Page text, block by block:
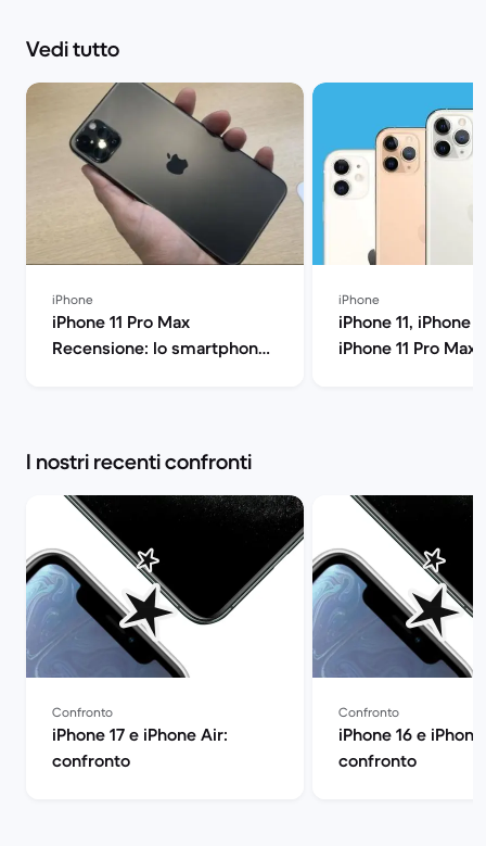
Vedi tutto
iPhone
iPhone 11 Pro Max
Recensione: lo smartphone
iPhone
iPhone 11, iPhone
iPhone 11 Pro Max:
I nostri recenti confronti
Confronto
iPhone 17 e iPhone Air:
confronto
Confronto
iPhone 16 e iPhone
confronto